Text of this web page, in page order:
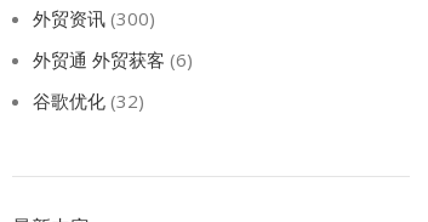
外贸资讯(300)
外贸通 外贸获客 (6)
谷歌优化(32)